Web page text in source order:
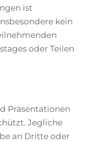
ist
kein
oder Teilen
Präsentationen
Jegliche
an Dritte oder